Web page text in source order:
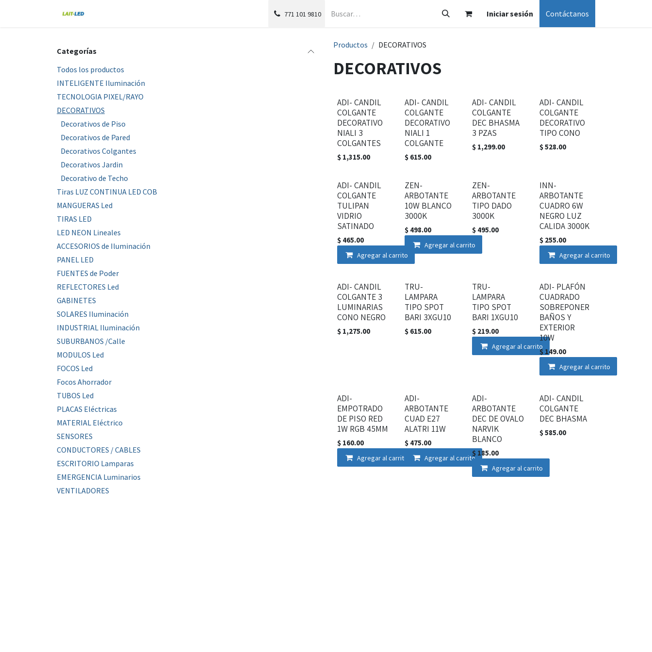
771 101 9810 Iniciar sesión Contáctanos
Categorías
Todos los productos
INTELIGENTE Iluminación
TECNOLOGIA PIXEL/RAYO
DECORATIVOS
Decorativos de Piso
Decorativos de Pared
Decorativos Colgantes
Decorativos Jardin
Decorativo de Techo
Tiras LUZ CONTINUA LED COB
MANGUERAS Led
TIRAS LED
LED NEON Lineales
ACCESORIOS de Iluminación
PANEL LED
FUENTES de Poder
REFLECTORES Led
GABINETES
SOLARES Iluminación
INDUSTRIAL Iluminación
SUBURBANOS /Calle
MODULOS Led
FOCOS Led
Focos Ahorrador
TUBOS Led
PLACAS Eléctricas
MATERIAL Eléctrico
SENSORES
CONDUCTORES / CABLES
ESCRITORIO Lamparas
EMERGENCIA Luminarios
VENTILADORES
Productos DECORATIVOS
DECORATIVOS
ADI- CANDIL
COLGANTE
DECORATIVO
NIALI 3
COLGANTES
$ 1,315.00
ADI- CANDIL
COLGANTE
DECORATIVO
NIALI 1
COLGANTE
$ 615.00
ADI- CANDIL
COLGANTE
DEC BHASMA
3 PZAS
$ 1,299.00
ADI- CANDIL
COLGANTE
DECORATIVO
TIPO CONO
$528.00
ADI- CANDIL
COLGANTE
TULIPAN
VIDRIO
SATINADO
$ 465.00
Agregar al carrito
ZEN-
ARBOTANTE
10W BLANCO
3000K
$ 498.00
Agregar al carrito
ZEN-
ARBOTANTE
TIPO DADO
3000K
$ 495.00
INN-
ARBOTANTE
CUADRO 6W
NEGRO LUZ
CALIDA 3000K
$ 255.00
Agregar al carrito
ADI- CANDIL
COLGANTE 3
LUMINARIAS
CONO NEGRO
$ 1,275.00
TRU-
LAMPARA
TIPO SPOT
BARI 3XGU10
$ 615.00
TRU-
LAMPARA
TIPO SPOT
BARI 1XGU10
$ 219.00
Agregar al carrito
ADI- PLAFÓN
CUADRADO
SOBREPONER
BAÑOS Y
EXTERIOR
10W
$ 149.00
Agregar al carrito
Liquidación
ADI-
EMPOTRADO
DE PISO RED
1W RGB 45MM
$ 160.00
Agregar al carrito
ADI-
ARBOTANTE
CUAD E27
ALATRI 11W
$ 475.00
Agregar al carrito
ADI-
ARBOTANTE
DEC DE OVALO
NARVIK
BLANCO
$ 185.00
Agregar al carrito
ADI- CANDIL
COLGANTE
DEC BHASMA
$585.00